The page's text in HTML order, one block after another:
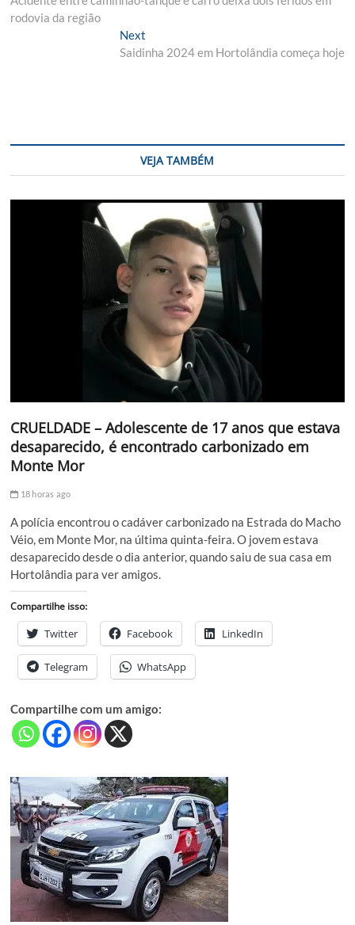
de
rodovia da região
NextNext
post:
Saidinha 2024 em Hortolândia começa hoje
VEJA TAMBÉM
CRUELDADE – Adolescente de 17 anos que estava
desaparecido, é encontrado carbonizado em
Monte Mor
18 horas ago
A polícia encontrou o cadáver carbonizado na Estrada do Macho
Véio, em Monte Mor, na última quinta-feira. O jovem estava
desaparecido desde o dia anterior, quando saiu de sua casa em
Hortolândia para ver amigos.
Compartilhe isso:
Twitter Facebook LinkedIn
Telegram WhatsApp
Compartilhe com um amigo: